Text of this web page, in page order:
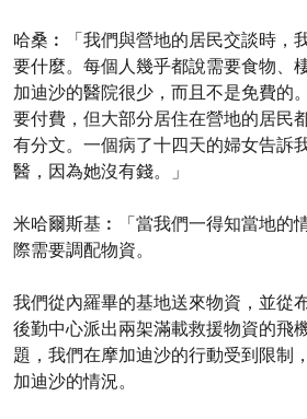
哈桑︰「我們與營地的居民交談時，
要什麼。每個人幾乎都說需要食物、
加迪沙的醫院很少，而且不是免費的
要付費，但大部分居住在營地的居民
有分文。一個病了十四天的婦女告訴
醫，因為她沒有錢。」
米哈爾斯基︰「當我們一得知當地的
際需要調配物資。
我們從內羅畢的基地送來物資，並從
後勤中心派出兩架滿載救援物資的飛
題，我們在摩加迪沙的行動受到限制
加迪沙的情況。